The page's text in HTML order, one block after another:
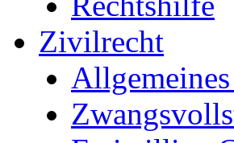
Zivilrecht